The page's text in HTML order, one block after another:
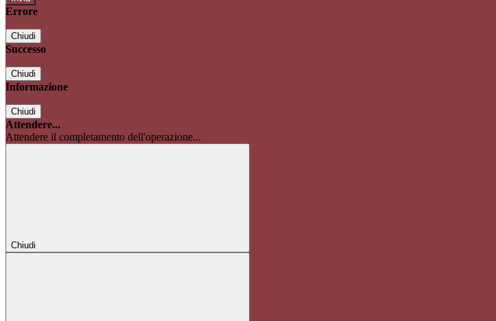
Errore
Chiudi
Successo
Chiudi
Informazione
Chiudi
Attendere...
Attendere il completamento dell'operazione...
Chiudi